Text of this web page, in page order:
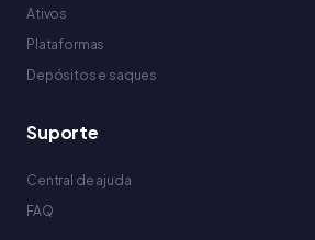
Ativos
Plataformas
Depósitos e saques
Suporte
Central de ajuda
FAQ